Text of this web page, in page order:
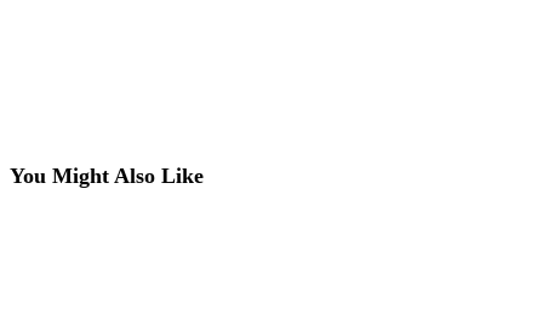
You Might Also Like